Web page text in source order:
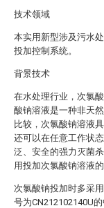
技术领域
本实用新型涉及污水
投加控制系统。
背景技术
在水处理行业，次氯
酸钠溶液是一种非天
比较，次氯酸钠溶液
还可以在任意工作状
泛、安全的强力灭菌
用投加次氯酸钠溶液
次氯酸钠投加时多采
号为CN212102140U